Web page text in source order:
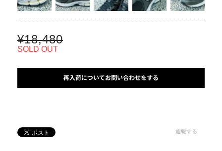
¥18,480
SOLD OUT
再入荷についてお問い合わせをする
通報する